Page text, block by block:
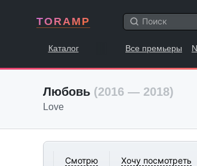
TORAMP
Каталог Все премьеры
Любовь (2016 — 2018)
Love
Смотрю Хочу посмотреть